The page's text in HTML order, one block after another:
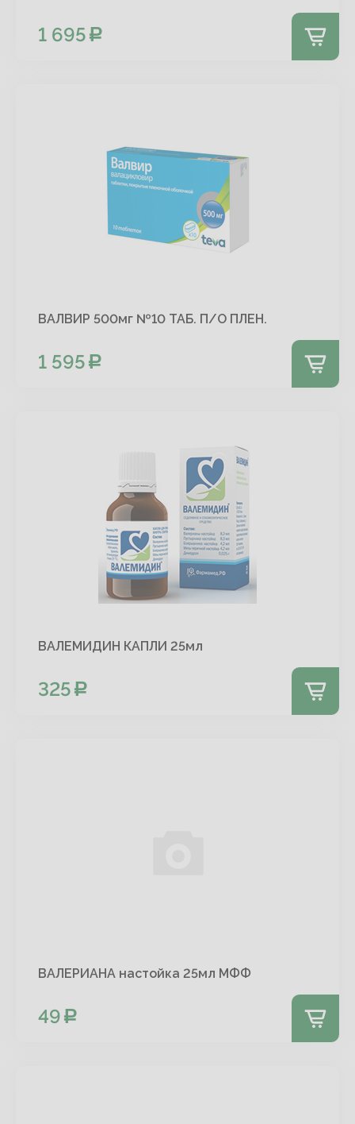
1 695
ВАЛВИР 500мг №10 ТАБ. П/О ПЛЕН.
1 595
ВАЛЕМИДИН КАПЛИ 25мл
325
ВАЛЕРИАНА настойка 25мл МФФ
49